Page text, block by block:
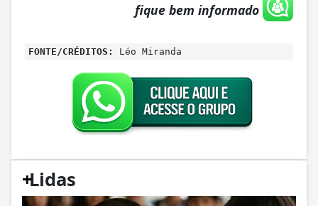
fique bem informado
FONTE/CRÉDITOS: Léo Miranda
+
Lidas